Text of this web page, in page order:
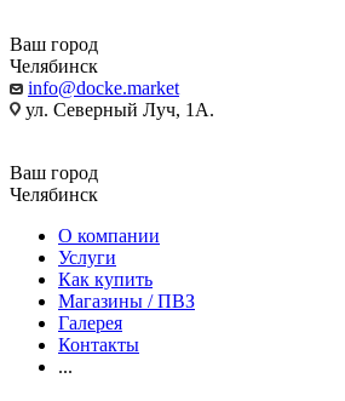
Ваш город
Челябинск
info@docke.market
ул. Северный Луч, 1А.
Ваш город
Челябинск
О компании
Услуги
Как купить
Магазины / ПВЗ
Галерея
Контакты
...